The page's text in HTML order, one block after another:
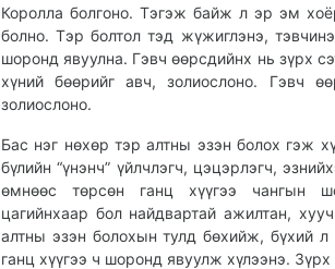
Королла болгоно. Тэгэж байж л эр эм
болно. Тэр болтол тэд жүжиглэнэ,
шоронд явуулна. Гэвч өөрсдийнх нь зүрх
хүний бөөрийг авч, золиослоно. Гэвч
золиослоно.
Бас нэг нөхөр тэр алтны эзэн болох гэж
бүлийн “үнэнч” үйлчлэгч, цэцэрлэгч,
өмнөөс төрсөн ганц хүүгээ чангын
цагийнхаар бол найдвартай ажилтан,
алтны эзэн болохын тулд бөхийж, бүхий
ганц хүүгээ ч шоронд явуулж хүлээнэ.